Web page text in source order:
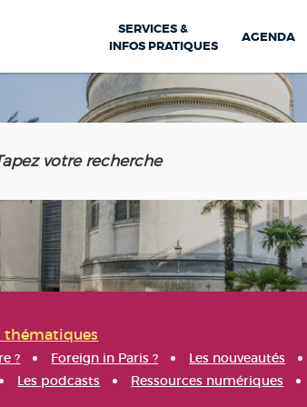
SERVICES &
INFOS PRATIQUES
AGENDA
thématiques
? Foreign in Paris ? Les nouveautés
Les podcasts Ressources numériques